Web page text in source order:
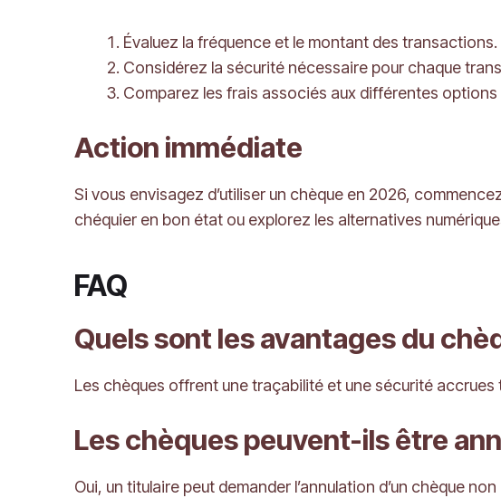
Évaluez la fréquence et le montant des transactions.
Considérez la sécurité nécessaire pour chaque
Comparez les frais associés aux différentes
Action immédiate
Si vous envisagez d’utiliser un chèque en 2026,
chéquier en bon état ou explorez les alternatives
FAQ
Quels sont les avantages du
Les chèques offrent une traçabilité et une sécurité
Les chèques peuvent-ils être
Oui, un titulaire peut demander l’annulation d’un chèque